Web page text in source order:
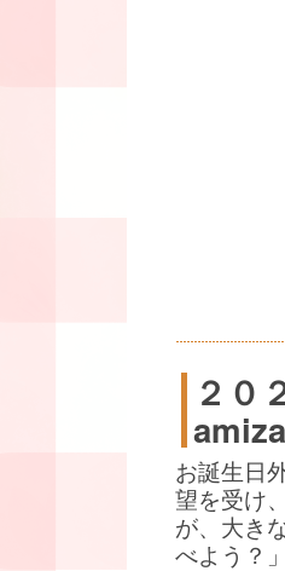
２０
お誕生日
望を受け
が、大き
べよう？